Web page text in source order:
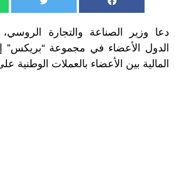
دعا وزير الصناعة والتجارة
الدول الأعضاء في مجموعة “بريكس”
المالية بين الأعضاء بالعملات الوطنية